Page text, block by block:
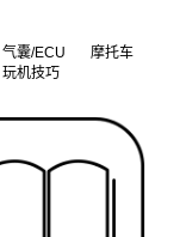
气囊/ECU
摩托车
玩机技巧